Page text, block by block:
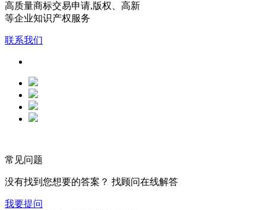
高质量商标交易申请,版权、高新
等企业知识产权服务
联系我们
常见问题
没有找到您想要的答案？ 找顾问在线解答
我要提问